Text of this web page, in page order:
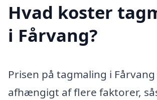
Hvad koster
i Fårvang?
Prisen på tagmaling i
afhængigt af flere faktorer,